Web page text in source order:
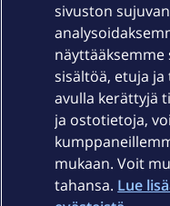
Laitteet & liittymät
Palvelut
Ajankohtaista
sivuston
näyttääksemme
sisältöä, etuja ja
avulla kerättyjä
ja ostotietoja,
mukaan. Voit
tahansa. Lue